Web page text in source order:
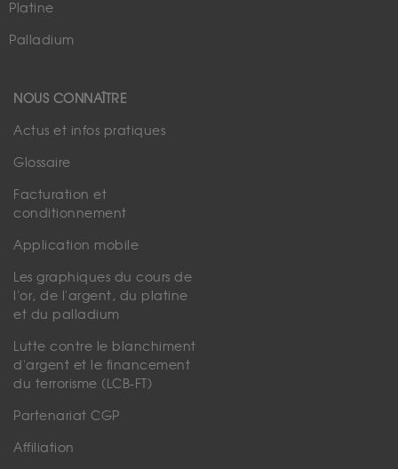
Platine
Palladium
NOUS CONNAÎTRE
Actus et infos pratiques
Glossaire
Facturation et
conditionnement
Application mobile
Les graphiques du cours de
l'or, de l'argent, du platine
et du palladium
Lutte contre le blanchiment
d'argent et le financement
du terrorisme (LCB-FT)
Partenariat CGP
Affiliation